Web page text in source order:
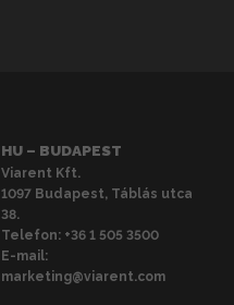
HU – BUDAPEST
Viarent Kft.
1097 Budapest, Táblás utca
38.
Telefon: +36 1 505 3500
E-mail:
marketing@viarent.com